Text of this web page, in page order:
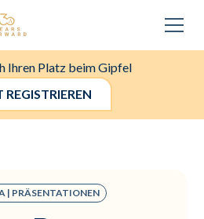
Ihren Platz beim Gipfel
REGISTRIEREN
| PRÄSENTATIONEN